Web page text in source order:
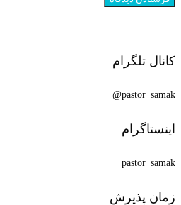
کانال تلگرام
pastor_samak@
اینستاگرام
pastor_samak
زمان پذیرش